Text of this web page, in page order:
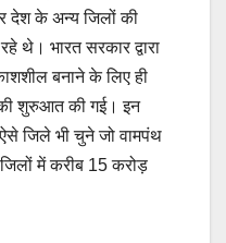
देश के अन्य जिलों की
थे। भारत सरकार द्वारा
बनाने के लिए ही
की शुरुआत की गई। इन
जिले भी चुने जो वामपंथ
में करीब 15 करोड़